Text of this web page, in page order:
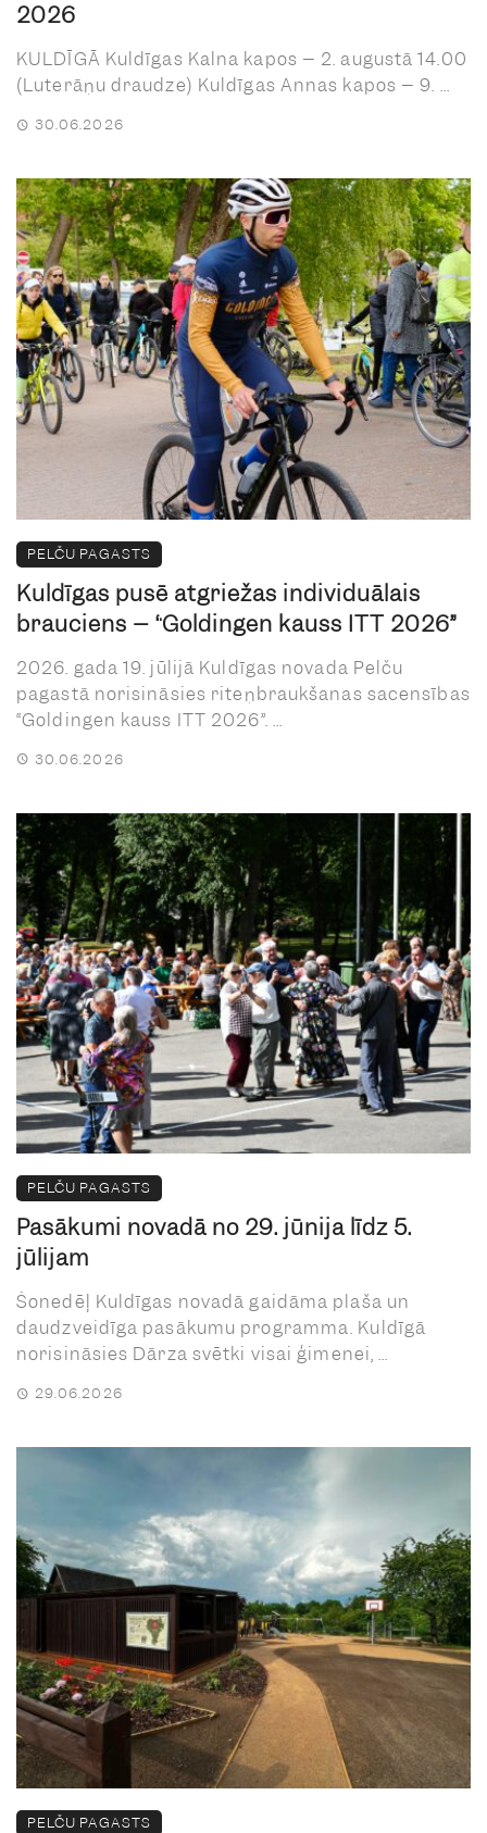
2026
KULDĪGĀ Kuldīgas Kalna kapos – 2. augustā 14.00
(Luterāņu draudze) Kuldīgas Annas kapos – 9. ...
30.06.2026
PELČU PAGASTS
Kuldīgas pusē atgriežas individuālais
brauciens – “Goldingen kauss ITT 2026”
2026. gada 19. jūlijā Kuldīgas novada Pelču
pagastā norisināsies riteņbraukšanas sacensības
“Goldingen kauss ITT 2026”. ...
30.06.2026
PELČU PAGASTS
Pasākumi novadā no 29. jūnija līdz 5.
jūlijam
Šonedēļ Kuldīgas novadā gaidāma plaša un
daudzveidīga pasākumu programma. Kuldīgā
norisināsies Dārza svētki visai ģimenei, ...
29.06.2026
PELČU PAGASTS